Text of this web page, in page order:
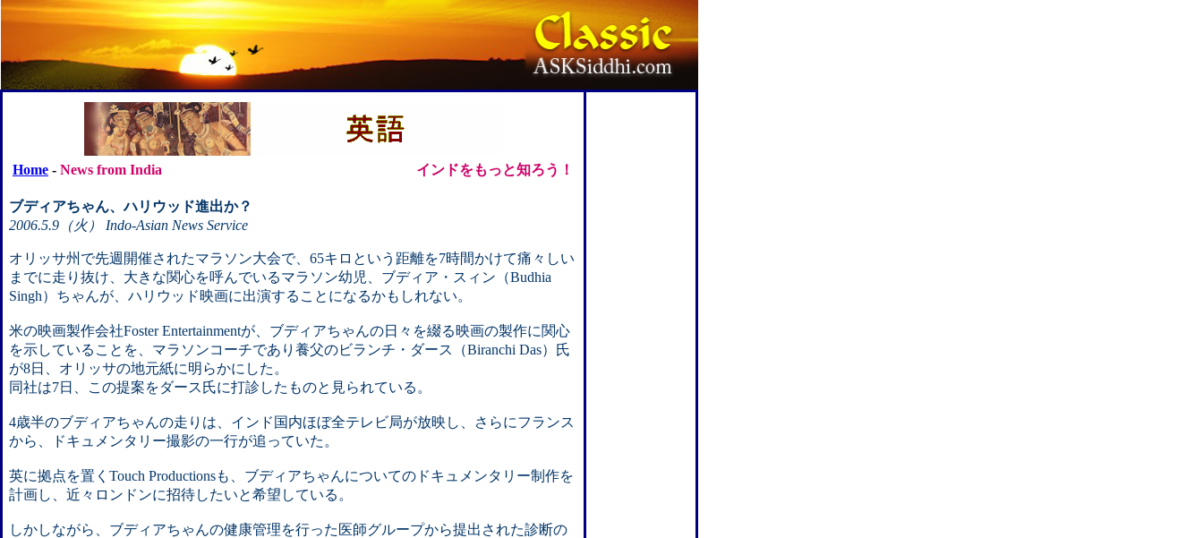
Home - News from India インドをもっと知ろう！
ブディアちゃん、ハリウッド進出か？
2006.5.9（火） Indo-Asian News Service
オリッサ州で先週開催されたマラソン大会で、65キロという距離を7時間かけて痛々しい
までに走り抜け、大きな関心を呼んでいるマラソン幼児、ブディア・スィン（Budhia
Singh）ちゃんが、ハリウッド映画に出演することになるかもしれない。
米の映画製作会社Foster Entertainmentが、ブディアちゃんの日々を綴る映画の製作に関心
を示していることを、マラソンコーチであり養父のビランチ・ダース（Biranchi Das）氏
が8日、オリッサの地元紙に明らかにした。
同社は7日、この提案をダース氏に打診したものと見られている。
4歳半のブディアちゃんの走りは、インド国内ほぼ全テレビ局が放映し、さらにフランス
から、ドキュメンタリー撮影の一行が追っていた。
英に拠点を置くTouch Productionsも、ブディアちゃんについてのドキュメンタリー制作を
計画し、近々ロンドンに招待したいと希望している。
しかしながら、ブディアちゃんの健康管理を行った医師グループから提出された診断の